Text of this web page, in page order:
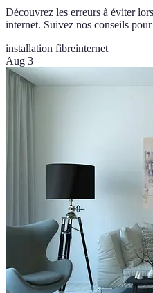
Découvrez les erreurs à éviter
internet. Suivez nos conseils
installation fibreinternet
Aug 3